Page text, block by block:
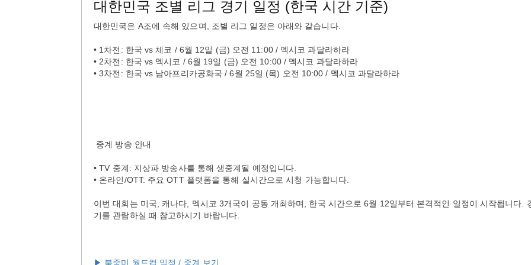
대한민국 조별 리그 경기 일정 (한국 시간 기준)
대한민국은 A조에 속해 있으며, 조별 리그 일정은 아래와 같습니다.
• 1차전: 한국 vs 체코 / 6월 12일 (금) 오전 11:00 / 멕시코 과달라하라
• 2차전: 한국 vs 멕시코 / 6월 19일 (금) 오전 10:00 / 멕시코 과달라하라
• 3차전: 한국 vs 남아프리카공화국 / 6월 25일 (목) 오전 10:00 / 멕시코 과달라하라
중계 방송 안내
• TV 중계: 지상파 방송사를 통해 생중계될 예정입니다.
• 온라인/OTT: 주요 OTT 플랫폼을 통해 실시간으로 시청 가능합니다.
이번 대회는 미국, 캐나다, 멕시코 3개국이 공동 개최하며, 한국 시간으로 6월 12일부터 본격적인 일정이 시작됩니다.
기를 관람하실 때 참고하시기 바랍니다.
▶ 북중미 월드컵 일정 / 중계 보기